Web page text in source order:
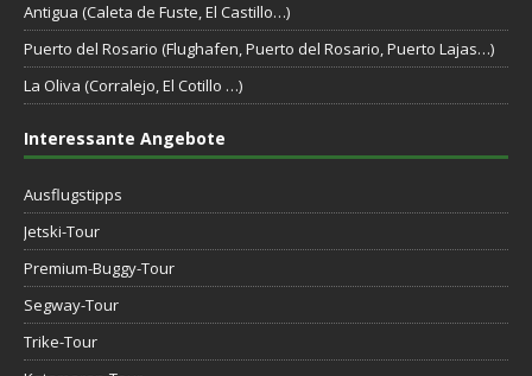
Antigua (Caleta de Fuste, El Castillo…)
Puerto del Rosario (Flughafen, Puerto del Rosario, Puerto Lajas…)
La Oliva (Corralejo, El Cotillo …)
Interessante Angebote
Ausflugstipps
Jetski-Tour
Premium-Buggy-Tour
Segway-Tour
Trike-Tour